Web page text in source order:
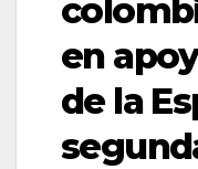
en
de la